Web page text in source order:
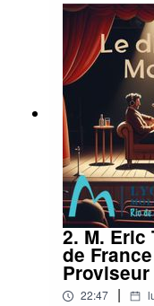
2. M. Eric
de
Proviseur
22:47 |